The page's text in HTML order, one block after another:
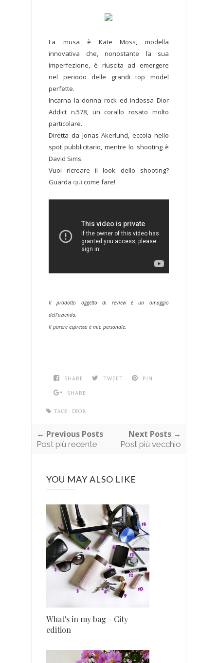
La musa è Kate Moss, modella
innovativa che, nonostante la sua
imperfezione, è riuscita ad emergere
nel periodo delle grandi top model
perfette.
Incarna la donna rock ed indossa Dior
Addict n.578, un corallo rosato molto
particolare.
Diretta da Jonas Akerlund, eccola nello
spot pubblicitario, mentre lo shooting è
David Sims.
Vuoi ricreare il look dello shooting?
Guarda qui come fare!
Il prodotto oggetto di review è un omaggio
dell'azienda.
Il parere espresso è mio personale.
SHARE TWEET
PIN
SHARE
TAGS : DIOR
← Previous Posts
Post più recente
Next Posts →
Post più vecchio
YOU MAY ALSO LIKE
What's in my bag - City
edition